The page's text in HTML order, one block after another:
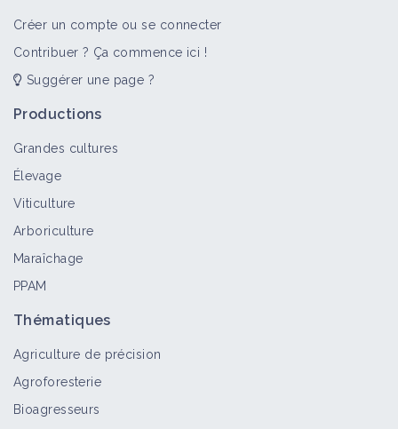
Noue
Portail thématique
Créer un compte ou se connecter
Contribuer ? Ça commence ici !
Suggérer une page ?
Productions
Grandes cultures
Élevage
Viticulture
Arboriculture
Maraîchage
PPAM
Thématiques
Agriculture de précision
Agroforesterie
Bioagresseurs